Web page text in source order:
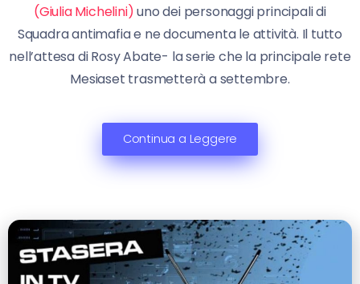
(Giulia Michelini)uno dei personaggi principali di
Squadra antimafia e ne documenta le attività. Il tutto
nell’attesa di Rosy Abate- la serie che la principale rete
Mesiaset trasmetterà a settembre.
Continua a Leggere